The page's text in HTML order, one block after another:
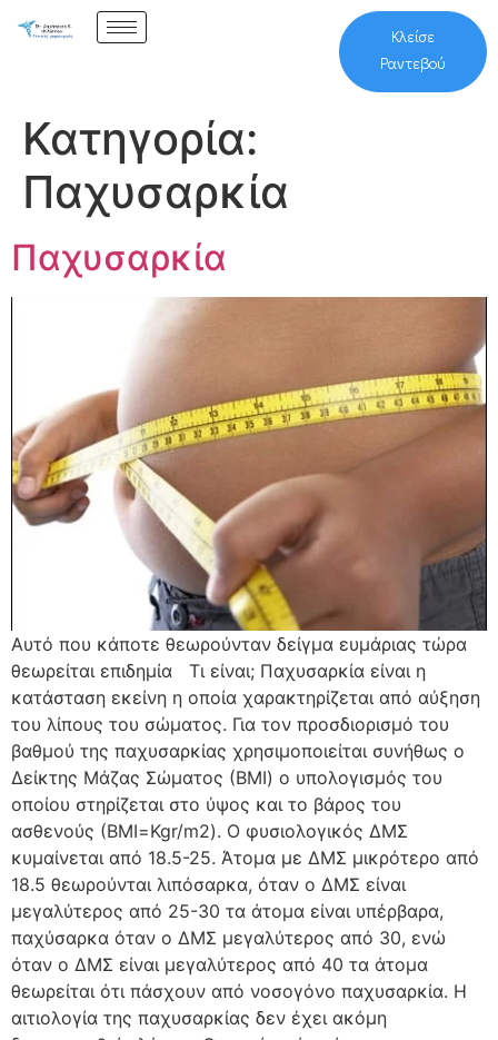
Κλείσε
Ραντεβού
Κατηγορία:
Παχυσαρκία
Παχυσαρκία
Αυτό που κάποτε θεωρούνταν δείγμα ευμάριας τώρα
θεωρείται επιδημία Τι είναι; Παχυσαρκία είναι η
κατάσταση εκείνη η οποία χαρακτηρίζεται από αύξηση
του λίπους του σώματος. Για τον προσδιορισμό του
βαθμού της παχυσαρκίας χρησιμοποιείται συνήθως ο
Δείκτης Μάζας Σώματος (ΒΜΙ) ο υπολογισμός του
οποίου στηρίζεται στο ύψος και το βάρος του
ασθενούς (ΒΜΙ=Kgr/m2). Ο φυσιολογικός ΔΜΣ
κυμαίνεται από 18.5-25. Άτομα με ΔΜΣ μικρότερο από
18.5 θεωρούνται λιπόσαρκα, όταν ο ΔΜΣ είναι
μεγαλύτερος από 25-30 τα άτομα είναι υπέρβαρα,
παχύσαρκα όταν ο ΔΜΣ μεγαλύτερος από 30, ενώ
όταν ο ΔΜΣ είναι μεγαλύτερος από 40 τα άτομα
θεωρείται ότι πάσχουν από νοσογόνο παχυσαρκία. Η
αιτιολογία της παχυσαρκίας δεν έχει ακόμη